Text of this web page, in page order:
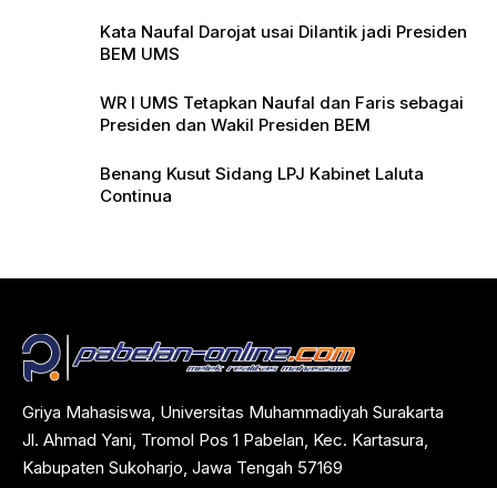
Kata Naufal Darojat usai Dilantik jadi Presiden
BEM UMS
WR I UMS Tetapkan Naufal dan Faris sebagai
Presiden dan Wakil Presiden BEM
Benang Kusut Sidang LPJ Kabinet Laluta
Continua
Griya Mahasiswa, Universitas Muhammadiyah Surakarta
Jl. Ahmad Yani, Tromol Pos 1 Pabelan, Kec. Kartasura,
Kabupaten Sukoharjo, Jawa Tengah 57169